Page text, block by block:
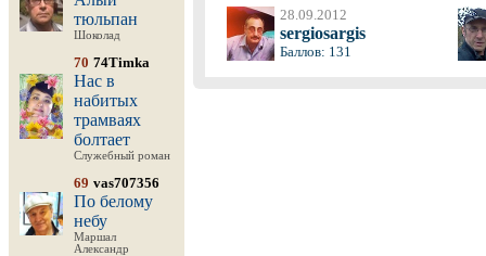
тюльпан
Шоколад
70 74Timka
Нас в
набитых
трамваях
болтает
Служебный роман
69 vas707356
По белому
небу
Маршал
Александр
28.09.2012
sergiosargis
Баллов: 131